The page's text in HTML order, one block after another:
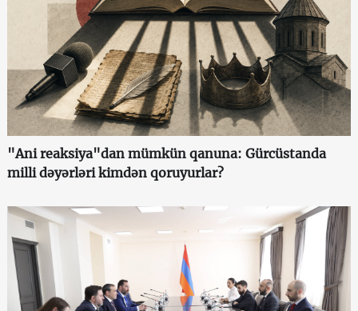
"Ani reaksiya"dan mümkün qanuna: Gürcüstanda
milli dəyərləri kimdən qoruyurlar?